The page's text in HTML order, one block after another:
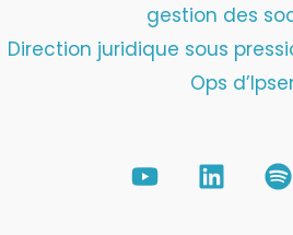
gestion des
Direction juridique sous
Ops